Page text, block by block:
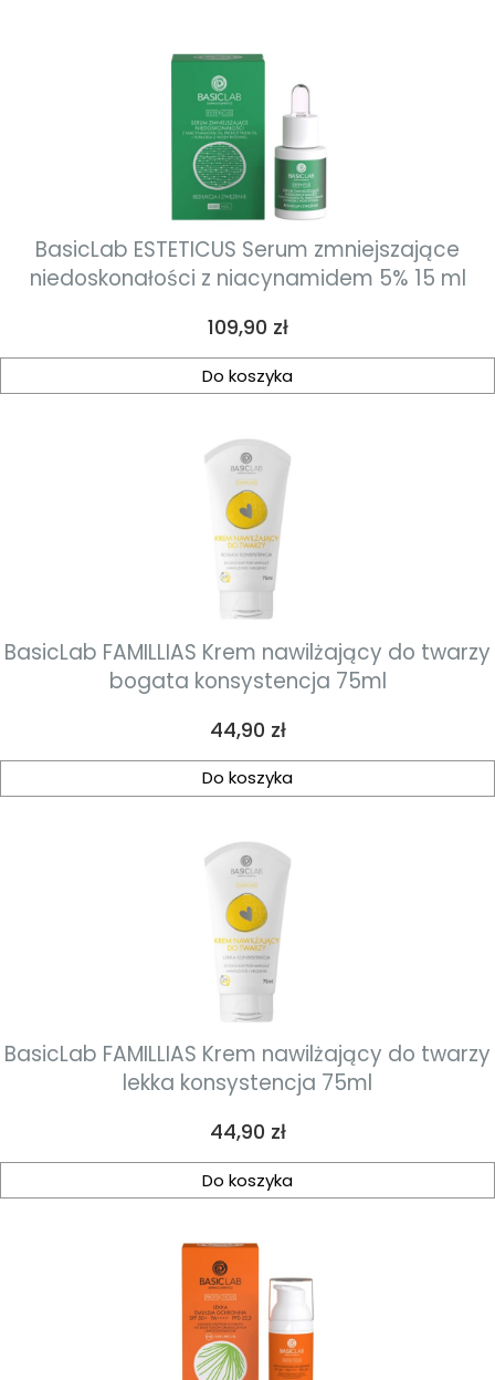
BasicLab ESTETICUS Serum zmniejszające
niedoskonałości z niacynamidem 5% 15 ml
Cena
109,90 zł
Do koszyka
BasicLab FAMILLIAS Krem nawilżający do twarzy
bogata konsystencja 75ml
Cena
44,90 zł
Do koszyka
BasicLab FAMILLIAS Krem nawilżający do twarzy
lekka konsystencja 75ml
Cena
44,90 zł
Do koszyka